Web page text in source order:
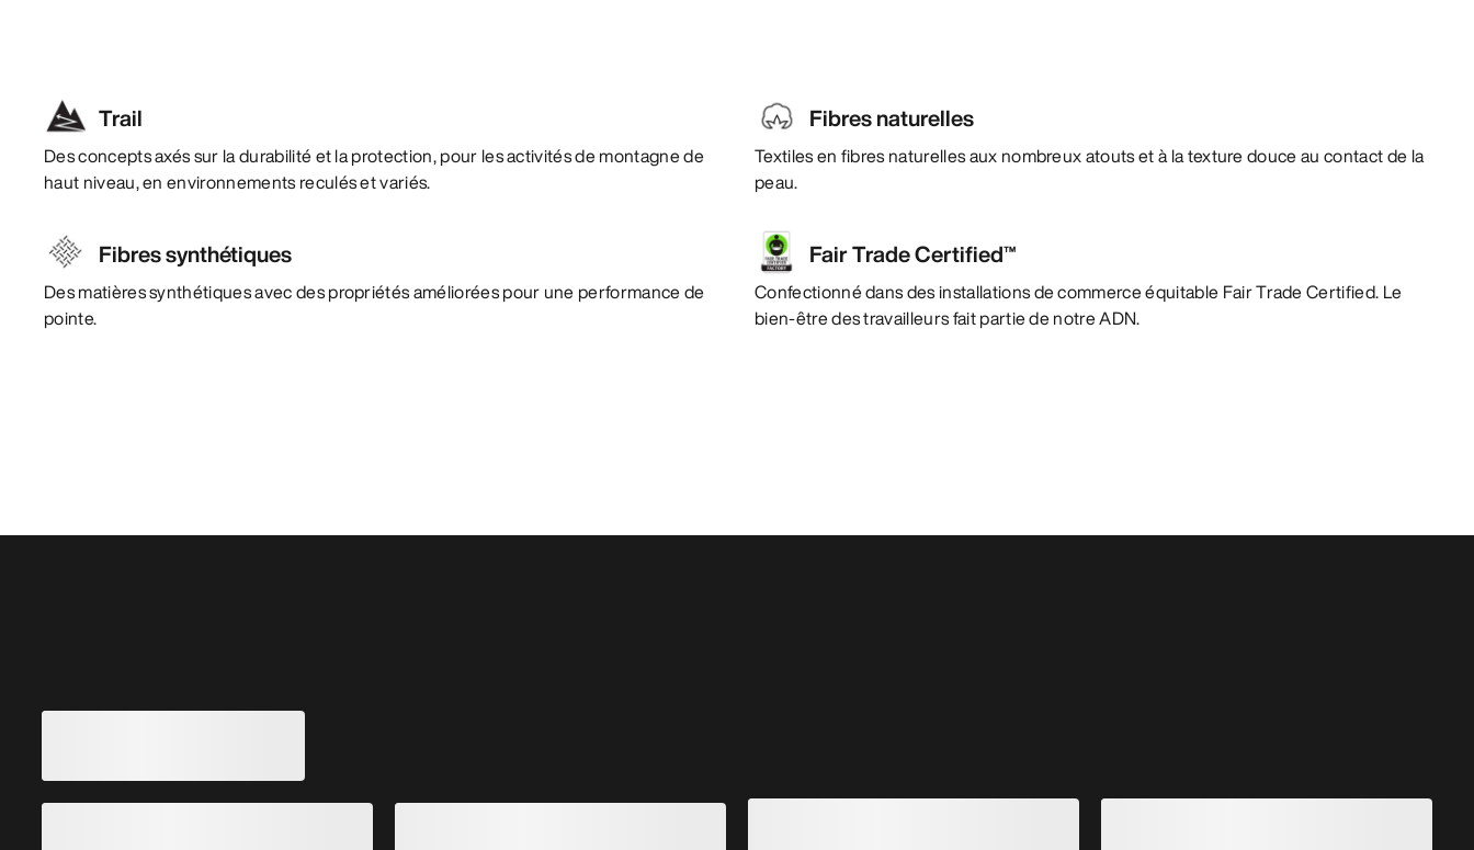
Trail
Des concepts axés sur la durabilité et la protection, pour les activités de montagne de
haut niveau, en environnements reculés et variés.
Fibres naturelles
Textiles en fibres naturelles aux nombreux atouts et à la texture douce au contact de la
peau.
Fibres synthétiques
Des matières synthétiques avec des propriétés améliorées pour une performance de
pointe.
Fair Trade Certified™
Confectionné dans des installations de commerce équitable Fair Trade Certified. Le
bien-être des travailleurs fait partie de notre ADN.